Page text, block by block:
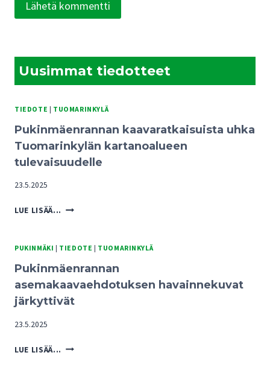
Uusimmat tiedotteet
TIEDOTE | TUOMARINKYLÄ
Pukinmäenrannan kaavaratkaisuista uhka
Tuomarinkylän kartanoalueen
tulevaisuudelle
23.5.2025
LUE LISÄÄ... PUKINMÄENRANNAN
TUOMARINKYLÄN
TULEVAISUUDELLE
PUKINMÄKI | TIEDOTE | TUOMARINKYLÄ
Pukinmäenrannan
asemakaavaehdotuksen havainnekuvat
järkyttivät
23.5.2025
LUE LISÄÄ... PUKINMÄENRANNAN